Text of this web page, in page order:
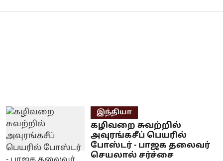
இந்தியா
கழிவறை சுவற்றில்
அவுரங்கசீப் பெயரில்
போஸ்டர் - பாஜக தலைவர்
செயலால் சர்ச்சை